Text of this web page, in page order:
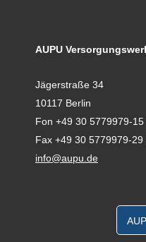
AUPU
Jägerstraße 34
10117 Berlin
Fon +49 30 5779979-15
Fax +49 30 5779979-29
info@aupu.de